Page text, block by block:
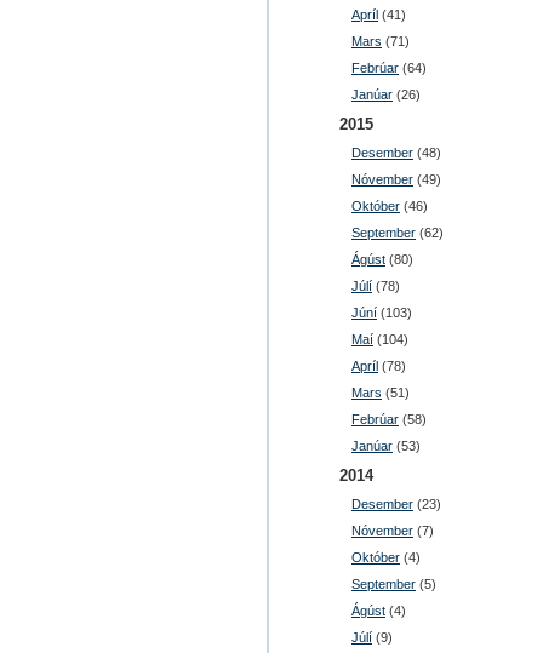
Apríl (41)
Mars (71)
Febrúar (64)
Janúar (26)
2015
Desember (48)
Nóvember (49)
Október (46)
September (62)
Ágúst (80)
Júlí (78)
Júní (103)
Maí (104)
Apríl (78)
Mars (51)
Febrúar (58)
Janúar (53)
2014
Desember (23)
Nóvember (7)
Október (4)
September (5)
Ágúst (4)
Júlí (9)